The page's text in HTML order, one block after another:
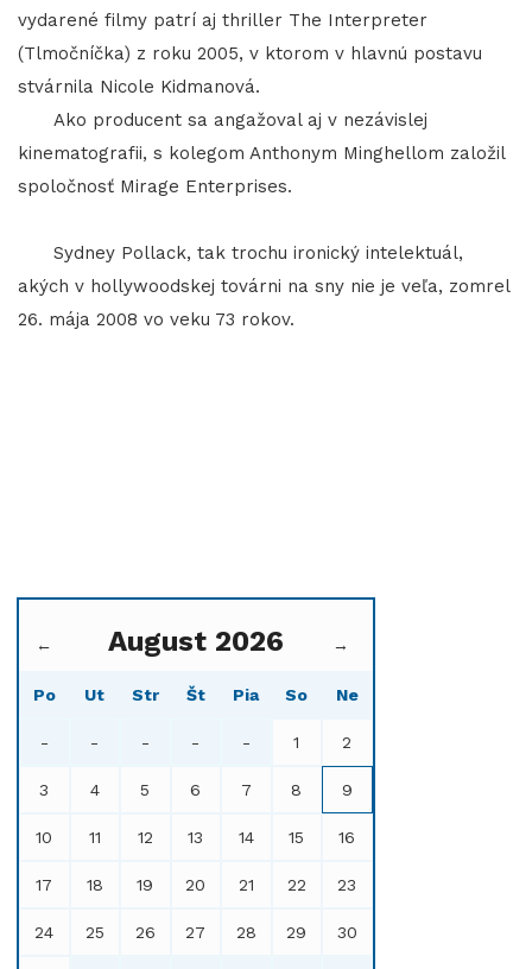
vydarené filmy patrí aj thriller The Interpreter
(Tlmočníčka) z roku 2005, v ktorom v hlavnú postavu
stvárnila Nicole Kidmanová.
Ako producent sa angažoval aj v nezávislej
kinematografii, s kolegom Anthonym Minghellom založil
spoločnosť Mirage Enterprises.
Sydney Pollack, tak trochu ironický intelektuál,
akých v hollywoodskej továrni na sny nie je veľa, zomrel
26. mája 2008 vo veku 73 rokov.
← August 2026 →
Po Ut Str Št Pia So Ne
- - - - - 1 2
3 4 5 6 7 8 9
10 11 12 13 14 15 16
17 18 19 20 21 22 23
24 25 26 27 28 29 30